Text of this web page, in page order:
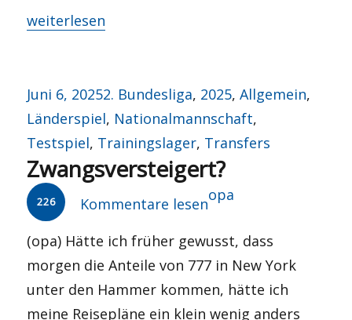
„Heimtore, Heimsieg und das Haar in der
weiterlesen
Veröffentlicht
am
Juni 6, 2025Kategorien
2. Bundesliga, 2025,Allgemein,
Länderspiel, Nationalmannschaft,
Testspiel, Trainingslager, Transfers
Zwangsversteigert?
226 Kommentare lesen
Autor
opa
(opa) Hätte ich früher gewusst, dass
morgen die Anteile von 777 in New York
unter den Hammer kommen, hätte ich
meine Reisepläne ein klein wenig anders